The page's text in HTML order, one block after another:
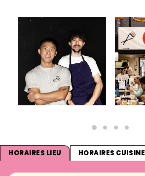
HORAIRES LIEU HORAIRES CUISINE